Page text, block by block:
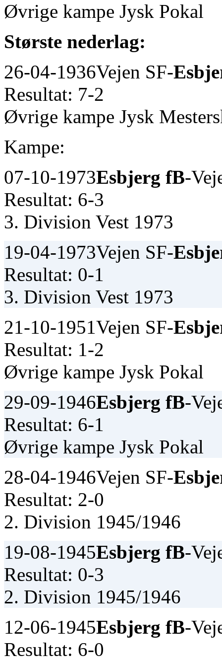
Øvrige kampe Jysk Pokal
Største nederlag:
26-04-1936Vejen SF-
Resultat: 7-2
Øvrige kampe Jysk
Kampe:
07-10-1973Esbjerg fB-
Resultat: 6-3
3. Division Vest 1973
19-04-1973Vejen SF-
Resultat: 0-1
3. Division Vest 1973
21-10-1951Vejen SF-
Resultat: 1-2
Øvrige kampe Jysk Pokal
29-09-1946Esbjerg fB-
Resultat: 6-1
Øvrige kampe Jysk Pokal
28-04-1946Vejen SF-
Resultat: 2-0
2. Division 1945/1946
19-08-1945Esbjerg fB-
Resultat: 0-3
2. Division 1945/1946
12-06-1945Esbjerg fB-
Resultat: 6-0